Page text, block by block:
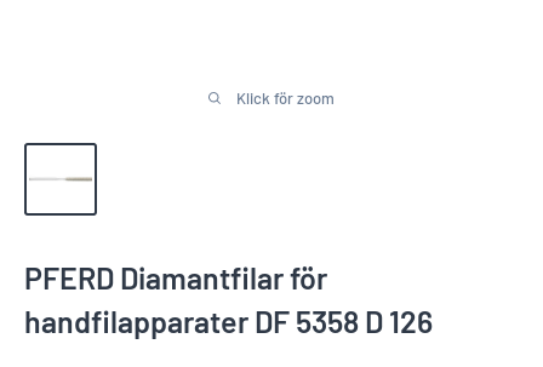
Klick för zoom
PFERD Diamantfilar för
handfilapparater DF 5358 D 126